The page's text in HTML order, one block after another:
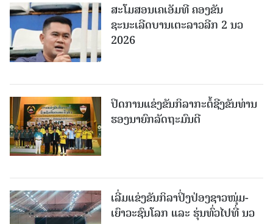
ສະໂມສອນເຄເອັມທີ ຄອງຂັນ
ຊະນະເລີດບານເຕະລາວລີກ 2 ນວ
2026
ປິດການແຂ່ງຂັນກິລາກະຕໍ້ຊີງຂັນທ່ານ
ຮອງນາຍົກລັດຖະມົນຕີ
ເລີ່ມແຂ່ງຂັນກິລາປິ່ງປ່ອງຊາວໜຸ່ມ-
ເຍົາວະຊົນໂລກ ແລະ ຮຸ່ນທົ່ວໄປທີ່ ນວ